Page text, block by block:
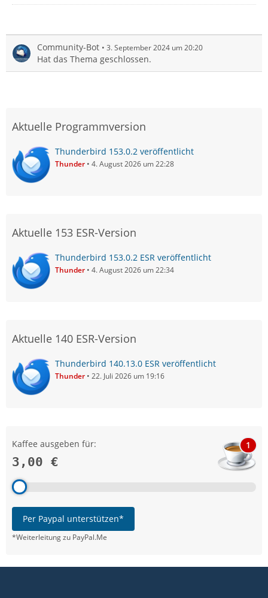
Community-Bot 3. September 2024 um 20:20
Hat das Thema geschlossen.
Aktuelle Programmversion
Thunderbird 153.0.2 veröffentlicht
Thunder 4. August 2026 um 22:28
Aktuelle 153 ESR-Version
Thunderbird 153.0.2 ESR veröffentlicht
Thunder 4. August 2026 um 22:34
Aktuelle 140 ESR-Version
Thunderbird 140.13.0 ESR veröffentlicht
Thunder 22. Juli 2026 um 19:16
Kaffee ausgeben für:
3,00 €
1
Per Paypal unterstützen*
*Weiterleitung zu PayPal.Me